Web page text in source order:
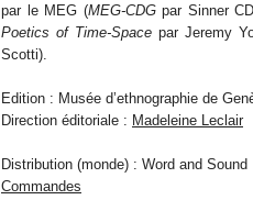
par le MEG (MEG-CDGpar Sinner
Poetics of Time-Spacepar Jeremy
Scotti).
Edition : Musée d’ethnographie de
Direction éditoriale : Madeleine Leclair
Distribution (monde) : Word and Sound
Commandes